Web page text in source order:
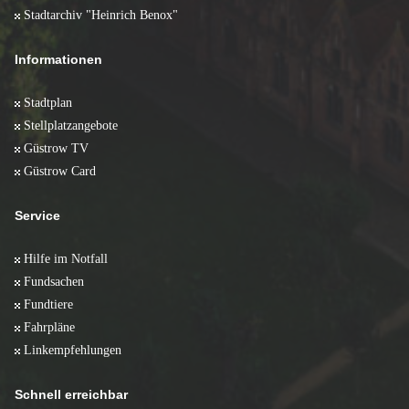
Stadtarchiv "Heinrich Benox"
Informationen
Stadtplan
Stellplatzangebote
Güstrow TV
Güstrow Card
Service
Hilfe im Notfall
Fundsachen
Fundtiere
Fahrpläne
Linkempfehlungen
Schnell erreichbar